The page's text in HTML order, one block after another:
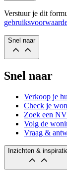
Verstuur je dit
Snel naar
Snel naar
Verkoop je
Check je
Zoek een
Volg de
Vraag &
Inzichten &